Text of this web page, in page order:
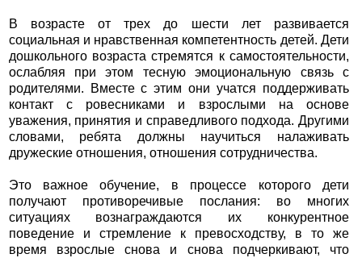
В возрасте от трех до шести лет развивается
социальная и нравственная компетентность детей. Дети
дошкольного возраста стремятся к самостоятельности,
ослабляя при этом тесную эмоциональную связь с
родителями. Вместе с этим они учатся поддерживать
контакт с ровесниками и взрослыми на основе
уважения, принятия и справедливого подхода. Другими
словами, ребята должны научиться налаживать
дружеские отношения, отношения сотрудничества.
Это важное обучение, в процессе которого дети
получают противоречивые послания: во многих
ситуациях вознаграждаются их конкурентное
поведение и стремление к превосходству, в то же
время взрослые снова и снова подчеркивают, что